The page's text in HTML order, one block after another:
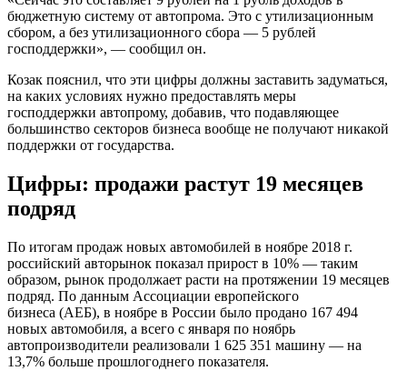
бюджетную систему от автопрома. Это с утилизационным
сбором, а без утилизационного сбора — 5 рублей
господдержки», — сообщил он.
Козак пояснил, что эти цифры должны заставить задуматься,
на каких условиях нужно предоставлять меры
господдержки автопрому, добавив, что подавляющее
большинство секторов бизнеса вообще не получают никакой
поддержки от государства.
Цифры: продажи растут 19 месяцев
подряд
По итогам продаж новых автомобилей в ноябре 2018 г.
российский авторынок показал прирост в 10% — таким
образом, рынок продолжает расти на протяжении 19 месяцев
подряд. По данным Ассоциации европейского
бизнеса (АЕБ), в ноябре в России было продано 167 494
новых автомобиля, а всего с января по ноябрь
автопроизводители реализовали 1 625 351 машину — на
13,7% больше прошлогоднего показателя.